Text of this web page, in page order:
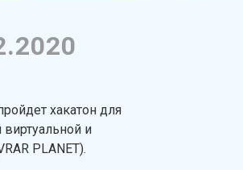
хакатон для
и
PLANET).